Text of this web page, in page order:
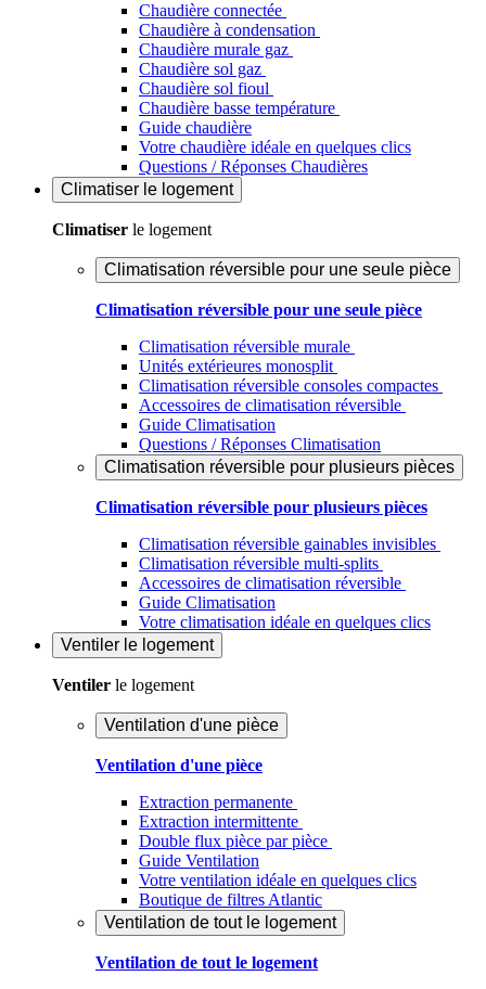
Chaudière connectée
Chaudière à condensation
Chaudière murale gaz
Chaudière sol gaz
Chaudière sol fioul
Chaudière basse température
Guide chaudière
Votre chaudière idéale en quelques clics
Questions / Réponses Chaudières
Climatiser le logement
Climatiser le logement
Climatisation réversible pour une seule pièce
Climatisation réversible pour une seule pièce
Climatisation réversible murale
Unités extérieures monosplit
Climatisation réversible consoles compactes
Accessoires de climatisation réversible
Guide Climatisation
Questions / Réponses Climatisation
Climatisation réversible pour plusieurs pièces
Climatisation réversible pour plusieurs pièces
Climatisation réversible gainables invisibles
Climatisation réversible multi-splits
Accessoires de climatisation réversible
Guide Climatisation
Votre climatisation idéale en quelques clics
Ventiler le logement
Ventiler le logement
Ventilation d'une pièce
Ventilation d'une pièce
Extraction permanente
Extraction intermittente
Double flux pièce par pièce
Guide Ventilation
Votre ventilation idéale en quelques clics
Boutique de filtres Atlantic
Ventilation de tout le logement
Ventilation de tout le logement